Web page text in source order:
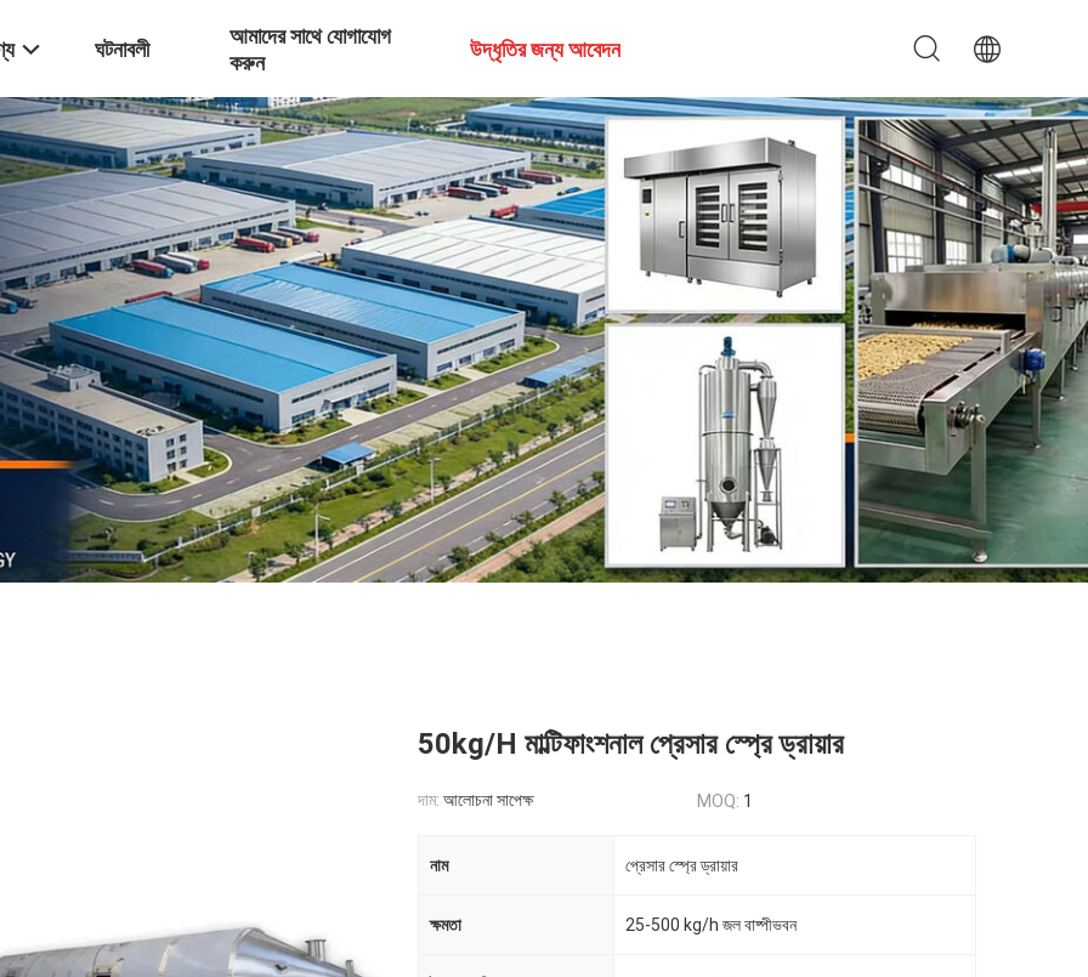
ঘটনাবলী
আমাদের সাথে যোগাযোগ
করুন
উদ্ধৃতির জন্য আবেদন
50kg/H মাল্টিফাংশনাল প্রেসার স্প্রে ড্রায়ার
দাম: আলোচনা সাপেক্ষ MOQ: 1
নাম প্রেসার স্প্রে ড্রায়ার
ক্ষমতা 25-500 kg/h জল বাষ্পীভবন